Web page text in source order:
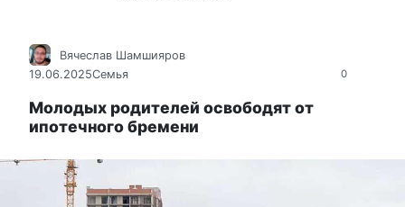
0
Вячеслав Шамшияров
19.06.2025Семья
Молодых родителей освободят от
ипотечного бремени